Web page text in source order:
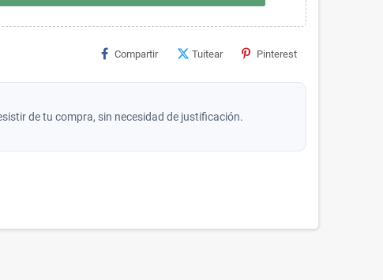
Compartir Tuitear Pinterest
de tu compra, sin necesidad de justificación.